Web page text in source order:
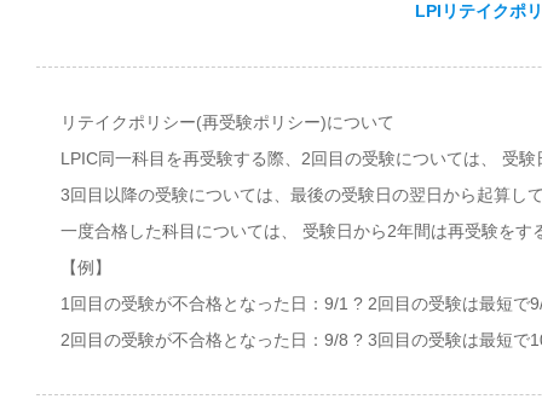
LPIリテイクポ
リテイクポリシー(再受験ポリシー)について
LPIC同一科目を再受験する際、2回目の受験については、 受
3回目以降の受験については、最後の受験日の翌日から起算し
一度合格した科目については、 受験日から2年間は再受験をす
【例】
1回目の受験が不合格となった日：9/1 ? 2回目の受験は最短で
2回目の受験が不合格となった日：9/8 ? 3回目の受験は最短で